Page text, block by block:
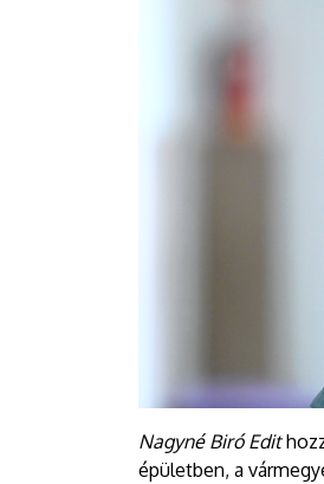
Nagyné Biró Edit
épületben, a